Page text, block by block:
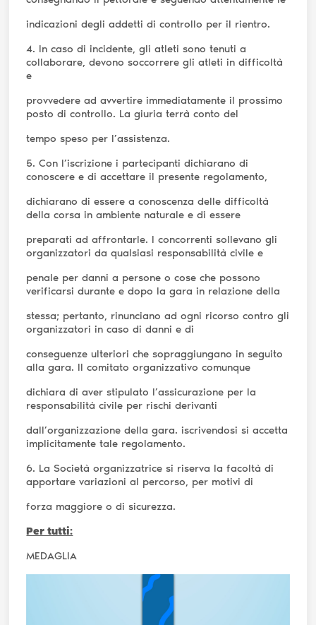
indicazioni degli addetti di controllo per il rientro.
4. In caso di incidente, gli atleti sono tenuti a
collaborare, devono soccorrere gli atleti in difficoltà
e
provvedere ad avvertire immediatamente il prossimo
posto di controllo. La giuria terrà conto del
tempo speso per l’assistenza.
5. Con l’iscrizione i partecipanti dichiarano di
conoscere e di accettare il presente regolamento,
dichiarano di essere a conoscenza delle difficoltà
della corsa in ambiente naturale e di essere
preparati ad affrontarle. I concorrenti sollevano gli
organizzatori da qualsiasi responsabilità civile e
penale per danni a persone o cose che possono
verificarsi durante e dopo la gara in relazione della
stessa; pertanto, rinunciano ad ogni ricorso contro gli
organizzatori in caso di danni e di
conseguenze ulteriori che sopraggiungano in seguito
alla gara. Il comitato organizzativo comunque
dichiara di aver stipulato l’assicurazione per la
responsabilità civile per rischi derivanti
dall’organizzazione della gara. iscrivendosi si accetta
implicitamente tale regolamento.
6. La Società organizzatrice si riserva la facoltà di
apportare variazioni al percorso, per motivi di
forza maggiore o di sicurezza.
Per tutti:
MEDAGLIA